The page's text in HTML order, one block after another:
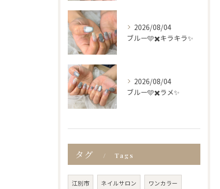
2026/08/04
ブルー🩵✖️キラキラ✨
2026/08/04
ブルー🩵✖️ラメ✨
タグ Tags
江別市 ネイルサロン ワンカラー